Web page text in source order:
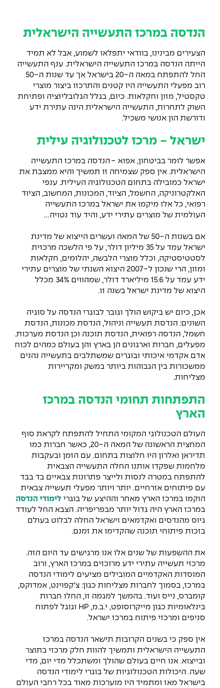
הנדסה במרכז התעשייה הישראלית
הצעירים מבינינו, בוודאי יתפלאו לשמוע, אבל לא תמיד
הייתה הנדסה במרכז התעשייה הישראלית. ענף התעשייה
החל להתפתח במאה ה-20 בישראל אך עד שנות ה-50
רוב מפעלי התעשייה היו קטנים והתרכזו ביצור מוצרי
טקסטיל, מזון וחקלאות. כיום, בגלל הגלובליזציה ופתיחת
השוק לתחרות, התעשייה הישראלית הינה עתירת ידע
ודורשת הון אנושי משכיל.
ישראל - מרכז לטכנולוגיה עילית
אפשר לומר בביטחון, אפוא - הנדסה במרכז התעשייה
הישראלית. אין ספק שצמיחה זו תמשיך והיא ממצבת את
ישראל כמובילה בתחום הטכנולוגיה העילית. ענפי
האלקטרוניקה, החשמל, הציוד, המכונות, המחשוב, הציוד
רפואי, כל אלו מיקמו את ישראל במרכז התעשייה
העולמית של מוצרים עתירי ידע, והיד עוד נטויה ...
אם בשנות ה-50 של המאה ועשרים הייצוא של מדינת
ישראל עמד על 35 מיליון דולר, על פי הלשכה מרכזית
לסטטיסטיקה, וכלל מוצרי הלבשה, יהלומים, חקלאות
ומזון, הרי שנכון ל-2007 היצוא השנתי של מוצרים עתירי
ידע עמד על 15.6 מיליארד דולר, שמהווים 34% מכלל
היצוא של מדינת ישראל בשנה זו.
אכן, כיום יש ביקוש הולך וגובר לבוגרי הנדסה על סוגיה
השונים: הנדסת תעשייה וניהול, הנדסת מכונות, הנדסת
חשמל, הנדסה רפואית, הנדסת תוכנה וכן הנדסת מערכות.
מפעלים, חברות וארגונים הן בארץ והן בעולם כמהים לכוח
אדם אקדמי איכותי ובוגרים שמשתלבים בתעשייה נהנים
ממשכורות בין הגבוהות ביותר במשק ומקריירות
מצליחות.
התפתחות תחומי הנדסה במרכז
הארץ
העולם הטכנולוגי המקומי התחיל להתפתח לקראת סוף
המחצית הראשונה של המאה ה-20, כאשר חברות כמו
תדיראן ואלרון היו חלוצות בתחום. עם הזמן ובעקבות
מלחמות שפקדו אותנו החלה התעשייה הצבאית
להתפתח במטרה לנסות ולייצר פתרונות צבאיים בד בבד
עם פיתוחים אזרחיים. יותר ויותר מפעלי תעשייה צבאית
הוקמו במרכז הארץ מאחר וההיצע של בוגרי לימודי הנדסה
במרכז הארץ היה גדול יותר מבפריפריה. הצבא החל לעודד
גיוס מהנדסים ואקדמאים וישראל החלה לבלוט בעולם
בזכות פיתוחי תוכנה שהקדימו את זמנם.
את ההשפעות של שנים אלו אנו מרגישים עד היום הזה.
מרכזי תעשייה עתירי ידע מרוכזים במרכז הארץ, ורוב
המוסדות האקדמיים המובילים מציעים לימודי הנדסה
במרכז, בסמוך לחברות מצליחות כגון: צ'קפוינט, אמדוקס,
קומברס, נייס ועוד. בהמשך למגמה זו, החלו חברות
בינלאומיות כגון מייקרוסופט, י.ב.מ, HP
וגוגל לפתוח
סניפים ומרכזי פיתוח במרכז ישראל.
אין ספק כי בשנים הקרובות תישאר הנדסה במרכז
התעשייה הישראלית ותמשיך להוות חלק מרכזי בתוצר
ובייצוא. אנו חיים בעולם שהולך ומשתכלל מדי יום, מדי
שעה. היכולות הטכנולוגיות של בוגרי לימודי הנדסה
בישראל מאז ומתמיד היו מוערכות מאוד בכל רחבי העולם
הוגנות מגדרית
הצהרת נגישות
לעבוד באפקה
לוח שנה אקדמי
צור קשר
חדשות אפקה
כתבות
מדברים הנדסה (פודקאסט)
ידיעות מן העיתונות
כתבי עת
כואבים את לכתם
לעבוד באפקה
משרות פנויות
אזור אישי
כניסה לסגל
תואר שני בהנדסה
הנדסת אנרגיה והספק
הנדסה וניהול
הנדסת מערכות
הנדסה רפואית
מערכות תבוניות AI
היחידה למתמטיקה
היחידה לפיזיקה
היחידה לאנגלית
היחידה לחברה ורוח
היחידה ללימודי חוץ
קורס ניהול לוגיסטיקה ורכש
קורס דירקטורים
קורס אנרגיה מתחדשת
אווירה נפיצה במתקני חשמל ומכשור
קורס ניהול פרויקטים בשילוב AI
קורסים מקצועיים מותאמים לארגונים
לכל הקורסים
מרכז קריירה
מעבדות
ספרייה
אגודת הסטודנטים
מעטפת תמיכה למשרתות ולמשרתים
מעטפת חוסן
אופק – מרכזים לפיתוח מיומנויות
מועדוני סטודנטים
נבחרות הספורט
מעורבות חברתית
מרכז החדשנות והיזמות
המרכז לקידום הלמידה
היחידה לבינלאומיות
מלגות
The Afeka Shop
חנות החדשנות והיזמות
מסלול ישיר לתואר ראשון
מידע למועמד תואר שני
הרשמה און ליין
שאלות ותשובות
מלגות ע״ב נתוני קבלה
תנאי קבלה - הנדסה
למה לעשות תואר שני באפקה?
מעטפת תמיכה וחוסן למשרתות
ולמשרתי המילואים – תשפ״ו
המרכז לאנרגיה מתחדשת ובת קיימא
המרכז למחקר יישומי בעיבוד שפה וקול
המרכז להנדסת חומרים ותהליכים
מרכז ICSGen.AI
Skills & Tech
כנסי פיתוח הון אנושי לאומי בהנדסה
כנס עיבוד דיבור
מדד הכישורים